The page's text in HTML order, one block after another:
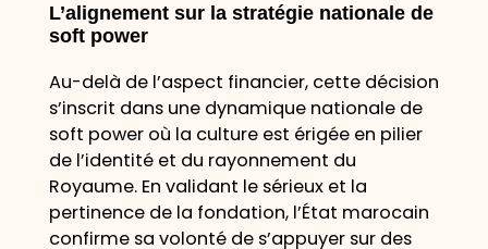
L’alignement sur la stratégie nationale de
soft power
Au-delà de l’aspect financier, cette décision
s’inscrit dans une dynamique nationale de
soft poweroù la culture est érigée en pilier
de l’identité et du rayonnement du
Royaume. En validant le sérieux et la
pertinence de la fondation, l’État marocain
confirme sa volonté de s’appuyer sur des